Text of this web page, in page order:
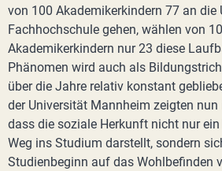
von 100 Akademikerkindern 77 an die
Fachhochschule gehen, wählen von
Akademikerkindern nur 23 diese
Phänomen wird auch als
über die Jahre relativ konstant
der Universität Mannheim zeigten nun
dass die soziale Herkunft nicht nur
Weg ins Studium darstellt, sondern
Studienbeginn auf das Wohlbefinden